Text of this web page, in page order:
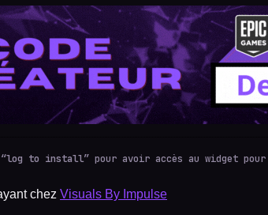
log to install” pour avoir accès au widget
chez Visuals By Impulse